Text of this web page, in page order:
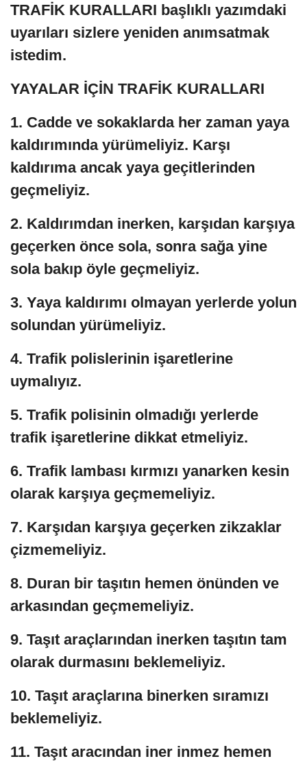
TRAFİK KURALLARI başlıklı yazımdaki
uyarıları sizlere yeniden anımsatmak
istedim.
YAYALAR İÇİN TRAFİK KURALLARI
1. Cadde ve sokaklarda her zaman yaya
kaldırımında yürümeliyiz. Karşı
kaldırıma ancak yaya geçitlerinden
geçmeliyiz.
2. Kaldırımdan inerken, karşıdan karşıya
geçerken önce sola, sonra sağa yine
sola bakıp öyle geçmeliyiz.
3. Yaya kaldırımı olmayan yerlerde yolun
solundan yürümeliyiz.
4. Trafik polislerinin işaretlerine
uymalıyız.
5. Trafik polisinin olmadığı yerlerde
trafik işaretlerine dikkat etmeliyiz.
6. Trafik lambası kırmızı yanarken kesin
olarak karşıya geçmemeliyiz.
7. Karşıdan karşıya geçerken zikzaklar
çizmemeliyiz.
8. Duran bir taşıtın hemen önünden ve
arkasından geçmemeliyiz.
9. Taşıt araçlarından inerken taşıtın tam
olarak durmasını beklemeliyiz.
10. Taşıt araçlarına binerken sıramızı
beklemeliyiz.
11. Taşıt aracından iner inmez hemen